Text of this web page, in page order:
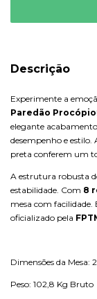
Descrição
Experimente a
Paredão Procópio
elegante
desempenho e estilo.
preta conferem um
A estrutura robusta
estabilidade. Com 8
mesa com facilidade.
oficializado pela
Dimensões da Mesa:
Peso: 102,8 Kg Bruto